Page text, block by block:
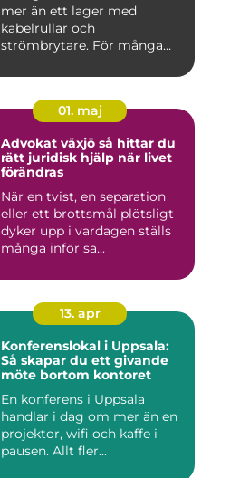
mer än ett lager med
kabelrullar och
strömbrytare. För många
01. maj
Advokat växjö så hittar du
rätt juridisk hjälp när livet
förändras
När en tvist, en separation
eller ett brottsmål plötsligt
dyker upp i vardagen ställs
många inför sa...
13. apr
Konferenslokal i Uppsala:
Så skapar du ett givande
möte bortom kontoret
En konferens i Uppsala
handlar i dag om mer än en
projektor, wifi och kaffe i
pausen. Allt fler...